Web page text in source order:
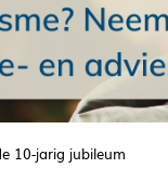
10-jarig jubileum